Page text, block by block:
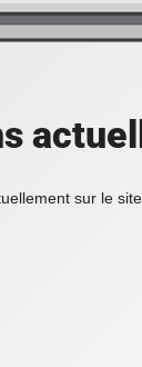
sur le